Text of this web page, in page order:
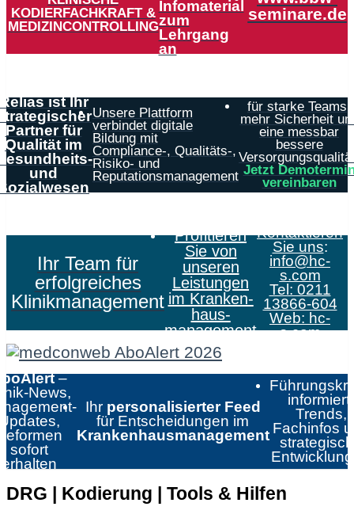
KODIERFACHKRAFT &
MEDIZINCONTROLLING
Infomaterial
zum
Lehrgang
an
seminare.de
ist Ihr
Partner für
Qualität im
und
Unsere Plattform
verbindet digitale
Bildung mit
Compliance-, Qualitäts-,
Risiko- und
Reputationsmanagement
für starke Teams,
mehr Sicherheit
eine messbar
bessere
Jetzt
vereinbaren
Ihr Team für
erfolgreiches
Klinikmanagement
Profitieren
Sie von
unseren
Leistungen
im Kranken­
haus­
management
Kontaktieren
Sie uns:
info@hc-
s.com
Tel: 0211
13866-604
Web: hc-
s.com
–
News,
sofort
erhalten
Ihr personalisierter Feed
für Entscheidungen im
Krankenhausmanagement
informiert:
Trends,
Fachinfos
DRG | Kodierung | Tools & Hilfen